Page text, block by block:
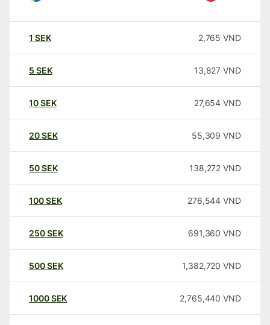
1 SEK 2,765 VND
5 SEK 13,827 VND
10SEK 27,654 VND
20SEK 55,309 VND
50SEK 138,272 VND
100SEK 276,544 VND
250SEK 691,360 VND
500SEK 1,382,720 VND
1000SEK 2,765,440 VND